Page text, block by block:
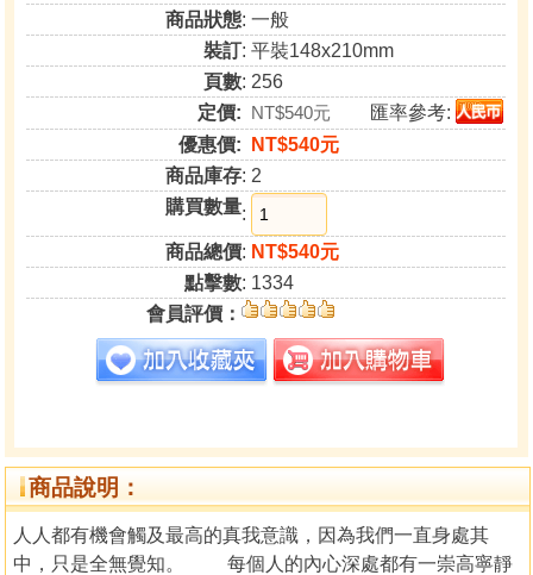
商品狀態: 一般
裝訂: 平裝148x210mm
頁數: 256
定價: NT$540元
匯率參考:
優惠價:
NT$540元
商品庫存: 2
購買數量:
商品總價: NT$540元
點擊數: 1334
會員評價：
商品說明：
人人都有機會觸及最高的真我意識，因為我們一直身處其
中，只是全無覺知。 每個人的內心深處都有一崇高寧靜